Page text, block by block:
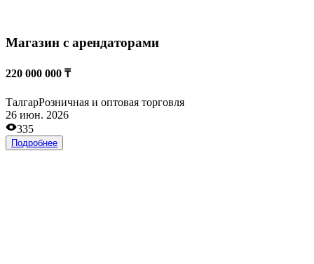
Автосервис
70 000 000 ₸
ТалгарАвтосервисы
13 апр. 2026
679
Подробнее